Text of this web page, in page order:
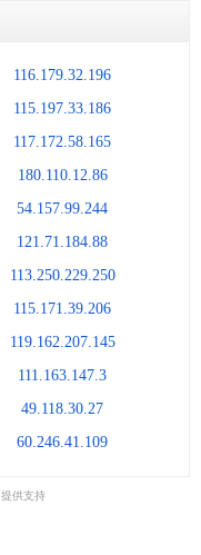
116.179.32.196
115.197.33.186
117.172.58.165
180.110.12.86
54.157.99.244
121.71.184.88
113.250.229.250
115.171.39.206
119.162.207.145
111.163.147.3
49.118.30.27
60.246.41.109
提供支持